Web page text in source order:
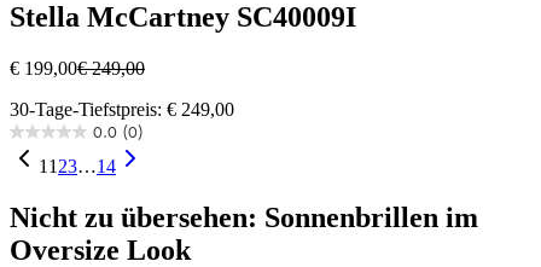
Stella McCartney SC40009I
€ 199,00€ 249,00
30-Tage-Tiefstpreis: € 249,00
0.0 (0)
0.0
von
Sternen.
1 1 23…14
Nicht zu übersehen: Sonnenbrillen im
Oversize Look